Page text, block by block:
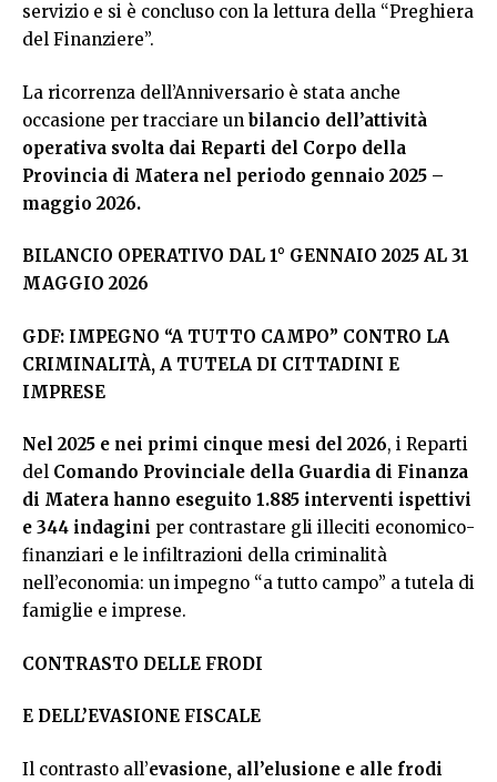
servizio e si è concluso con la lettura della “Preghiera
del Finanziere”.
La ricorrenza dell’Anniversario è stata anche
occasione per tracciare un bilancio dell’attività
operativa svolta dai Reparti del Corpo della
Provincia di Matera nel periodo gennaio 2025 –
maggio 2026.
BILANCIO OPERATIVO DAL 1° GENNAIO 2025 AL 31
MAGGIO 2026
GDF: IMPEGNO “A TUTTO CAMPO” CONTRO LA
CRIMINALITÀ, A TUTELA DI CITTADINI E
IMPRESE
Nel 2025 e nei primi cinque mesi del 2026, i Reparti
del Comando Provinciale della Guardia di Finanza
di Matera hanno eseguito 1.885 interventi ispettivi
e 344 indagini per contrastare gli illeciti economico-
finanziari e le infiltrazioni della criminalità
nell’economia: un impegno “a tutto campo” a tutela di
famiglie e imprese.
CONTRASTO DELLE FRODI
E DELL’EVASIONE FISCALE
Il contrasto all’evasione, all’elusione e alle frodi